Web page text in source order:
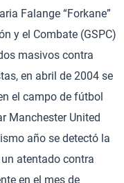
Falange “Forkane”
y el Combate (GSPC)
masivos contra
en abril de 2004 se
el campo de fútbol
Manchester United
año se detectó la
atentado contra
en el mes de